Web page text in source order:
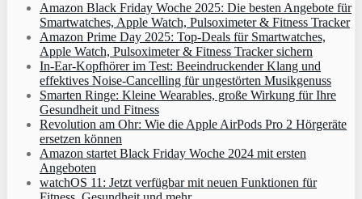
Amazon Black Friday Woche 2025: Die besten Angebote für
Smartwatches, Apple Watch, Pulsoximeter & Fitness Tracker
Amazon Prime Day 2025: Top-Deals für Smartwatches,
Apple Watch, Pulsoximeter & Fitness Tracker sichern
In-Ear-Kopfhörer im Test: Beeindruckender Klang und
effektives Noise-Cancelling für ungestörten Musikgenuss
Smarten Ringe: Kleine Wearables, große Wirkung für Ihre
Gesundheit und Fitness
Revolution am Ohr: Wie die Apple AirPods Pro 2 Hörgeräte
ersetzen können
Amazon startet Black Friday Woche 2024 mit ersten
Angeboten
watchOS 11: Jetzt verfügbar mit neuen Funktionen für